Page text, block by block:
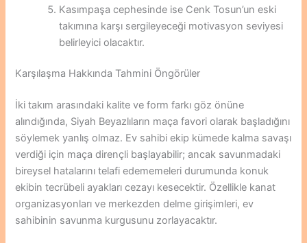
Kasımpaşa cephesinde ise Cenk Tosun’un eski
takımına karşı sergileyeceği motivasyon seviyesi
belirleyici olacaktır.
Karşılaşma Hakkında Tahmini Öngörüler
İki takım arasındaki kalite ve form farkı göz önüne
alındığında, Siyah Beyazlıların maça favori olarak başladığını
söylemek yanlış olmaz. Ev sahibi ekip kümede kalma savaşı
verdiği için maça dirençli başlayabilir; ancak savunmadaki
bireysel hatalarını telafi edememeleri durumunda konuk
ekibin tecrübeli ayakları cezayı kesecektir. Özellikle kanat
organizasyonları ve merkezden delme girişimleri, ev
sahibinin savunma kurgusunu zorlayacaktır.